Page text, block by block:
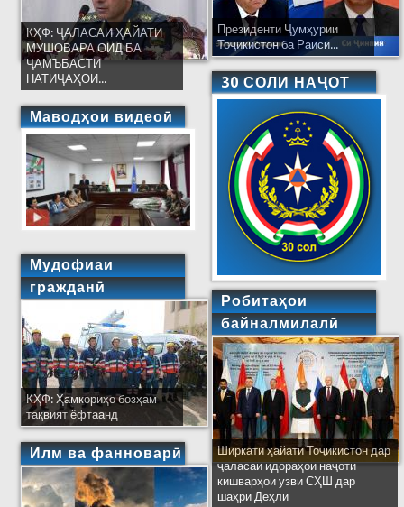
КҲФ: ҶАЛАСАИ ҲАЙАТИ
МУШОВАРА ОИД БА
ҶАМЪБАСТИ
НАТИҶАҲОИ...
Маводҳои видеоӣ
Мудофиаи
гражданӣ
КҲФ: Ҳамкориҳо бозҳам
тақвият ёфтаанд
Илм ва фанноварӣ
Президенти Ҷумҳурии
Тоҷикистон ба Раиси...
30 СОЛИ НАҶОТ
Робитаҳои
байналмилалӣ
Ширкати ҳайати Тоҷикистон дар
ҷаласаи идораҳои наҷоти
кишварҳои узви СҲШ дар
шаҳри Деҳлӣ